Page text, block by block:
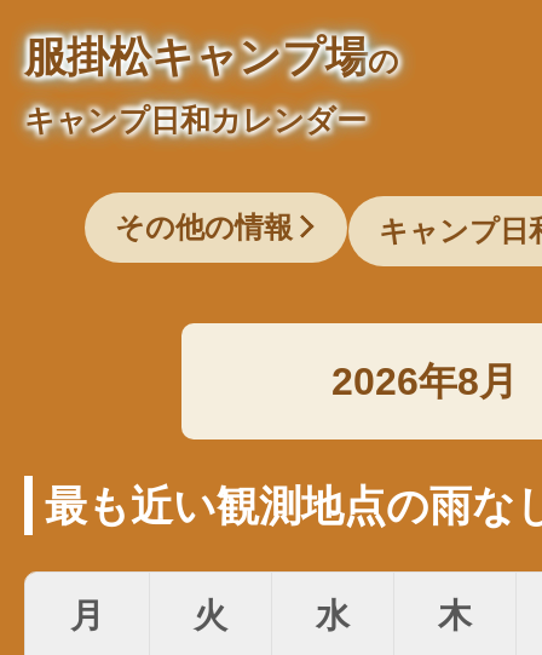
服掛松キャンプ場の
キャンプ日和カレンダー
その他の情報 キャンプ日
2026年8月
最も近い観測地点の雨な
月 火 水 木